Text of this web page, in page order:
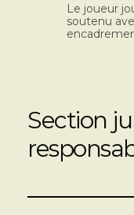
Le joueur
soutenu
Section